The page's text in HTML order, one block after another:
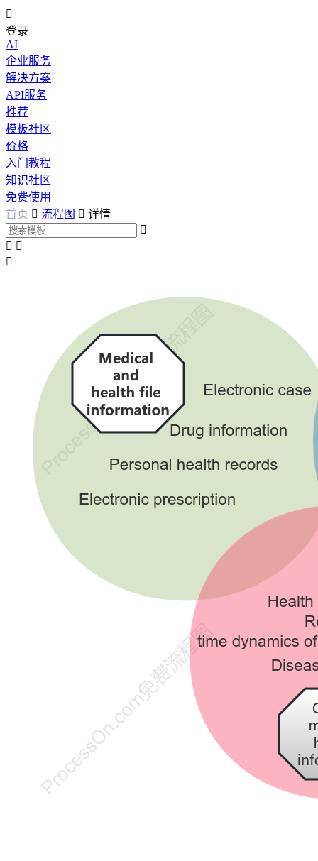

登录
AI
企业服务
解决方案
API服务
推荐
模板社区
价格
入门教程
知识社区
免费使用
首页  流程图  详情

 
